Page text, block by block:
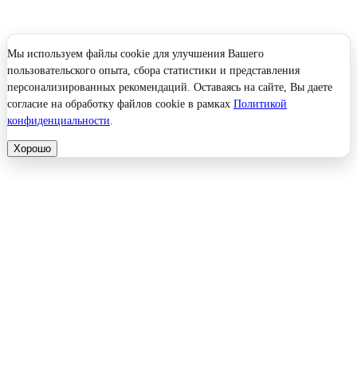
Мы используем файлы cookie для улучшения Вашего
пользовательского опыта, сбора статистики и представления
персонализированных рекомендаций. Оставаясь на сайте, Вы даете
согласие на обработку файлов cookie в рамках Политикой
конфиденциальности
Хорошо